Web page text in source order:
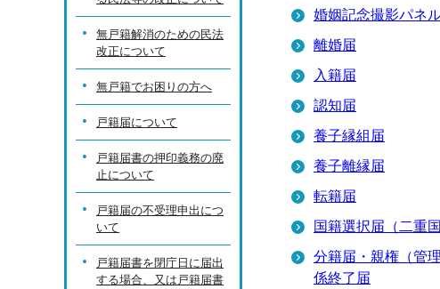
婚姻記念撮影パネ
離婚届
入籍届
認知届
養子縁組届
養子離縁届
転籍届
国籍選択届（二重
分籍届・親権（管
係終了届
無戸籍解消のための民法
改正について
無戸籍でお困りの方へ
戸籍届について
戸籍届書の押印義務の廃
止について
戸籍届の不受理申出につ
いて
戸籍届書を閉庁日に届出
する場合、又は戸籍届書